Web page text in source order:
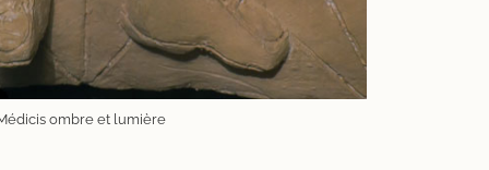
ombre et lumière